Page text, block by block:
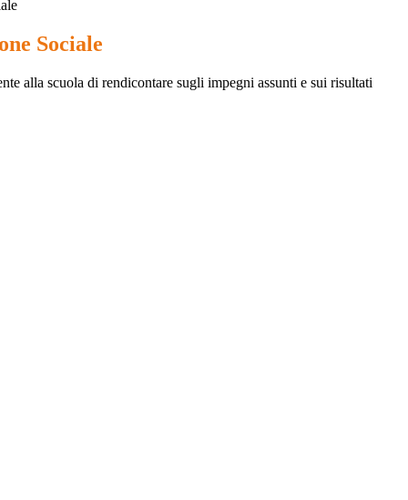
Sociale
alla scuola di rendicontare sugli impegni assunti e sui risultati